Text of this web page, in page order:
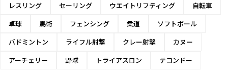
レスリング
セーリング ウエイトリフティング
自転車
卓球
馬術 フェンシング 柔道
ソフトボール
バドミントン
ライフル射撃 クレー射撃
カヌー
アーチェリー
野球 トライアスロン テコンドー